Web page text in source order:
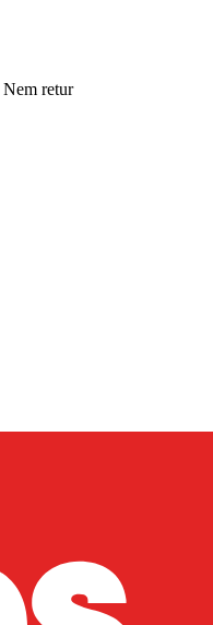
Nem retur